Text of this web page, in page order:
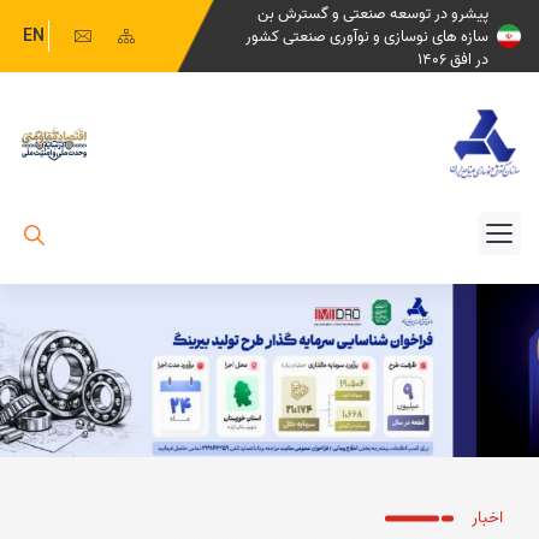
پیشرو در توسعه صنعتی و گسترش بن
سازه های نوسازی و نوآوری صنعتی کشور
در افق 1406
EN
اخبار